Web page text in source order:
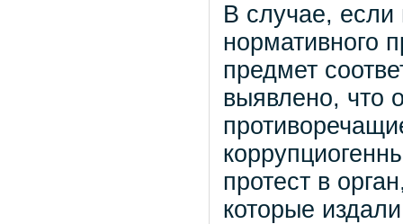
В случае, если
нормативного
предмет
выявлено, что
протест в
которые